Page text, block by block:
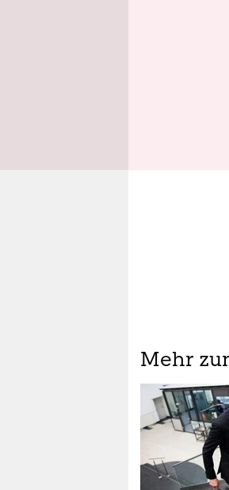
Mehr